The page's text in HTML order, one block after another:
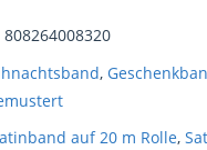
808264008320
,
auf 20 m Rolle,